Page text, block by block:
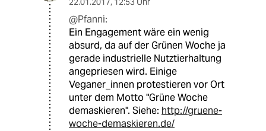
@Pfanni:
Ein Engagement wäre ein wenig
absurd, da auf der Grünen Woche ja
gerade industrielle Nutztierhaltung
angepriesen wird. Einige
Veganer_innen protestieren vor Ort
unter dem Motto "Grüne Woche
demaskieren". Siehe: http://gruene-
woche-demaskieren.de/